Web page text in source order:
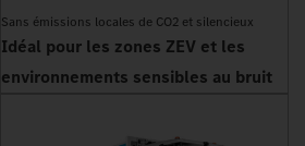
Sans émissions locales de CO2 et silencieux
Idéal pour les zones ZEV et les
environnements sensibles au bruit